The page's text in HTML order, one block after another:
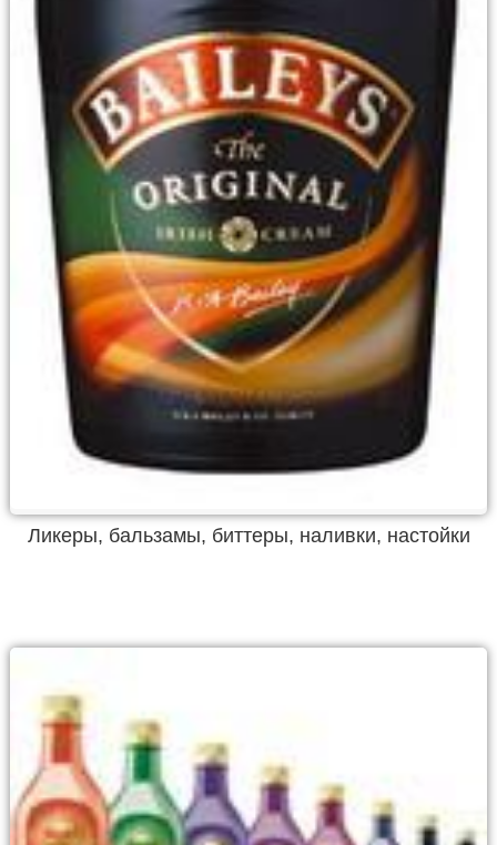
Ликеры, бальзамы, биттеры, наливки, настойки